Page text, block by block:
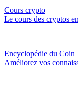
Cours crypto
Le cours des cryptos
Encyclopédie du Coin
Améliorez vos